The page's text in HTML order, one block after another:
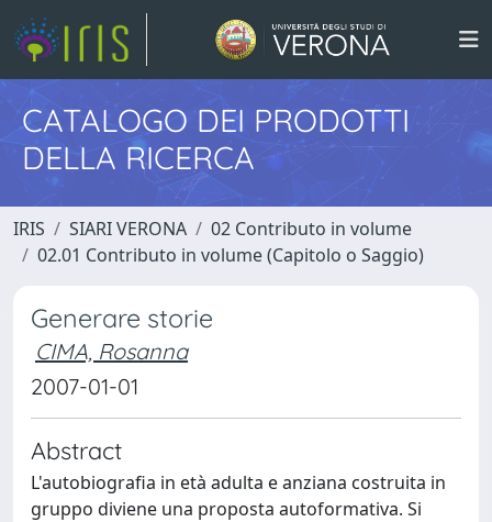
CATALOGO DEI PRODOTTI
DELLA RICERCA
IRIS SIARI VERONA
02 Contributo in volume
02.01 Contributo in volume (Capitolo o Saggio)
Generare storie
CIMA, Rosanna
2007-01-01
Abstract
L'autobiografia in età adulta e anziana costruita in
gruppo diviene una proposta autoformativa. Si